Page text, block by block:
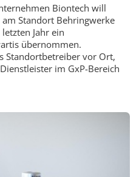
Biontech will
Standort Behringwerke
Jahr ein
übernommen.
Standortbetreiber vor Ort,
im GxP-Bereich